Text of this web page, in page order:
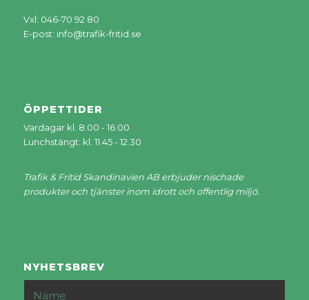
Vxl: 046-70 92 80
E-post: info@trafik-fritid.se
ÖPPETTIDER
Vardagar kl. 8.00 - 16.00
Lunchstängt: kl. 11.45 - 12.30
Trafik & Fritid Skandinavien AB erbjuder nischade
produkter och tjänster inom idrott och offentlig miljö.
NYHETSBREV